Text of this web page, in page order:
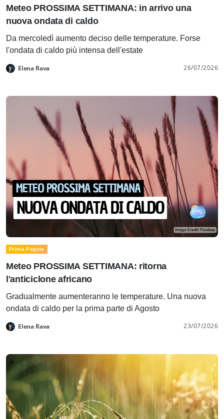
Meteo PROSSIMA SETTIMANA: in arrivo una
nuova ondata di caldo
Da mercoledì aumento deciso delle temperature. Forse
l'ondata di caldo più intensa dell'estate
Elena Rava 26/07/2026
Prima Pagina
Meteo PROSSIMA SETTIMANA: ritorna
l'anticiclone africano
Gradualmente aumenteranno le temperature. Una nuova
ondata di caldo per la prima parte di Agosto
Elena Rava 23/07/2026